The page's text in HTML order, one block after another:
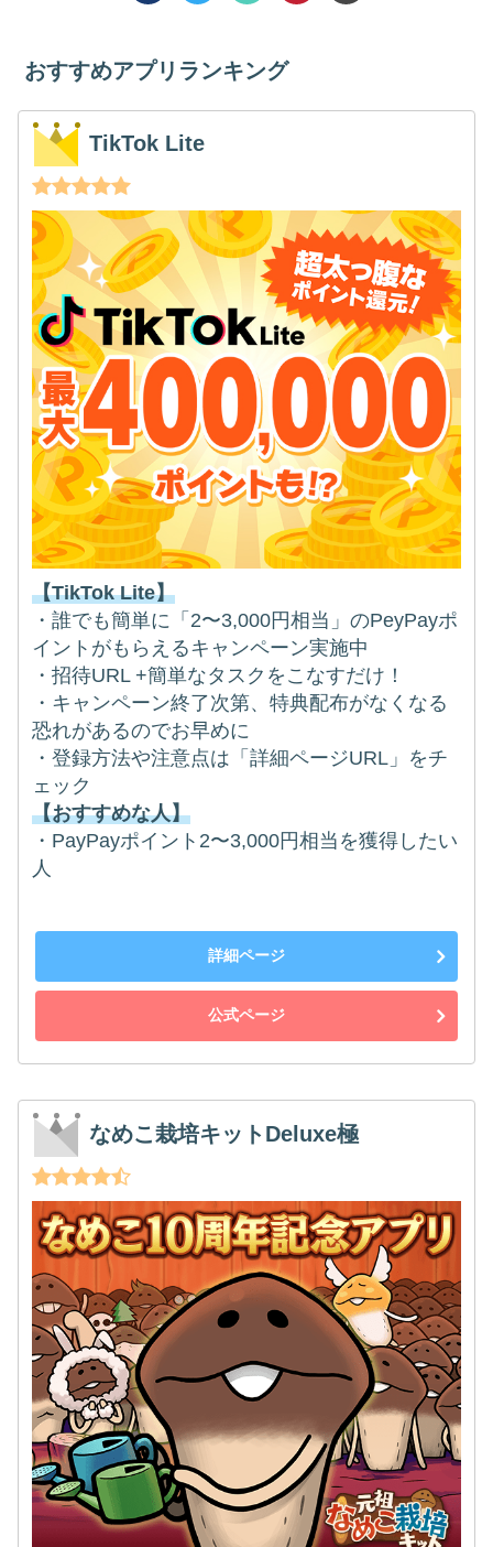
おすすめアプリランキング
TikTok Lite
【TikTok Lite】
・誰でも簡単に「2〜3,000円相当」のPeyPayポ
イントがもらえるキャンペーン実施中
・招待URL +簡単なタスクをこなすだけ！
・キャンペーン終了次第、特典配布がなくなる
恐れがあるのでお早めに
・登録方法や注意点は「詳細ページURL」をチ
ェック
【おすすめな人】
・PayPayポイント2〜3,000円相当を獲得したい
人
詳細ページ
公式ページ
なめこ栽培キットDeluxe極